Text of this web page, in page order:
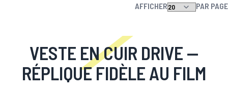
AFFICHER PAR PAGE
VESTE EN CUIR DRIVE —
RÉPLIQUE FIDÈLE AU FILM